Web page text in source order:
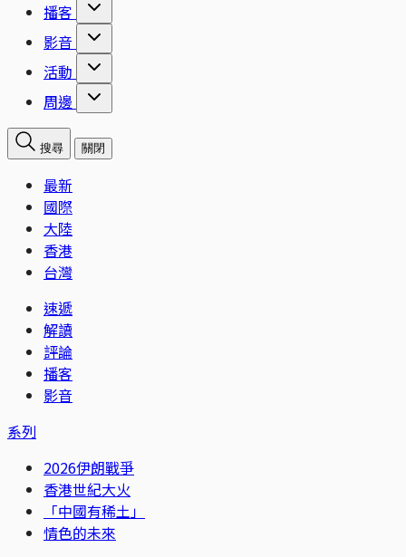
播客
影音
活動
周邊
搜尋 關閉
最新
國際
大陸
香港
台灣
速遞
解讀
評論
播客
影音
系列
2026伊朗戰爭
香港世紀大火
「中國有稀土」
情色的未來